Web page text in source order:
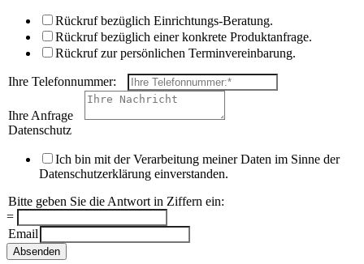
Rückruf bezüglich Einrichtungs-Beratung.
Rückruf bezüglich einer konkrete Produktanfrage.
Rückruf zur persönlichen Terminvereinbarung.
Ihre Telefonnummer:
Ihre Anfrage
Datenschutz
Ich bin mit der Verarbeitung meiner Daten im Sinne der
Datenschutzerklärung einverstanden.
Bitte geben Sie die Antwort in Ziffern ein:
=
Email
Absenden